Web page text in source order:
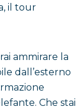
il tour
ammirare la
dall’esterno
Che stai